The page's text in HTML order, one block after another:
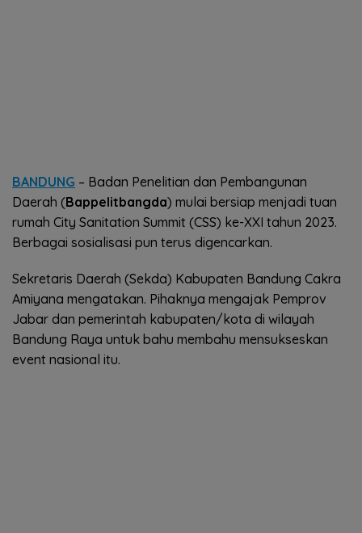
BANDUNG – Badan Penelitian dan Pembangunan
Daerah (Bappelitbangda) mulai bersiap menjadi tuan
rumah City Sanitation Summit (CSS) ke-XXI tahun 2023.
Berbagai sosialisasi pun terus digencarkan.
Sekretaris Daerah (Sekda) Kabupaten Bandung Cakra
Amiyana mengatakan. Pihaknya mengajak Pemprov
Jabar dan pemerintah kabupaten/kota di wilayah
Bandung Raya untuk bahu membahu mensukseskan
event nasional itu.